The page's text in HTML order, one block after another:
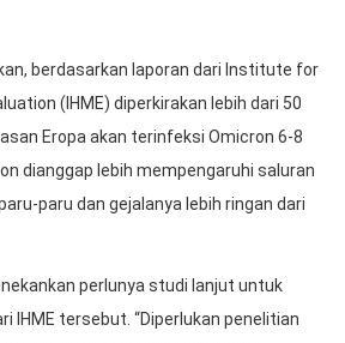
berdasarkan laporan dari Institute for
(IHME) diperkirakan lebih dari 50
Eropa akan terinfeksi Omicron 6-8
dianggap lebih mempengaruhi saluran
paru dan gejalanya lebih ringan dari
perlunya studi lanjut untuk
IHME tersebut. “Diperlukan penelitian